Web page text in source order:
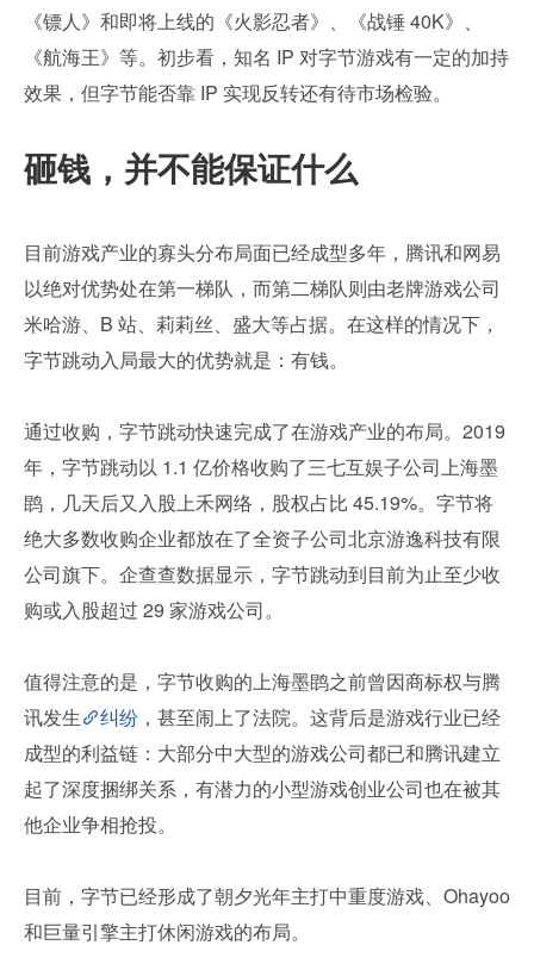
《镖人》和即将上线的《火影忍者》、《战锤 40K》、
《航海王》等。初步看，知名 IP 对字节游戏有一定的加持
效果，但字节能否靠 IP 实现反转还有待市场检验。
砸钱，并不能保证什么
目前游戏产业的寡头分布局面已经成型多年，腾讯和网易
以绝对优势处在第一梯队，而第二梯队则由老牌游戏公司
米哈游、B 站、莉莉丝、盛大等占据。在这样的情况下，
字节跳动入局最大的优势就是：有钱。
通过收购，字节跳动快速完成了在游戏产业的布局。2019
年，字节跳动以 1.1 亿价格收购了三七互娱子公司上海墨
鹍，几天后又入股上禾网络，股权占比 45.19%。字节将
绝大多数收购企业都放在了全资子公司北京游逸科技有限
公司旗下。企查查数据显示，字节跳动到目前为止至少收
购或入股超过 29 家游戏公司。
值得注意的是，字节收购的上海墨鹍之前曾因商标权与腾
讯发生
纠纷 ，甚至闹上了法院。这背后是游戏行业已经
成型的利益链：大部分中大型的游戏公司都已和腾讯建立
起了深度捆绑关系，有潜力的小型游戏创业公司也在被其
他企业争相抢投。
目前，字节已经形成了朝夕光年主打中重度游戏、Ohayoo
和巨量引擎主打休闲游戏的布局。